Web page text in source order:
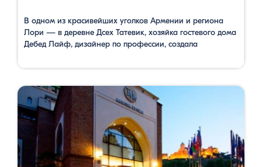
В одном из красивейших уголков Армении и региона
Лори — в деревне Дсех Татевик, хозяйка гостевого дома
Дебед Лайф, дизайнер по профессии, создала
создала действительно нечто уникальное в горах
Армении. Если вы работайте на удалёнке, и вам …